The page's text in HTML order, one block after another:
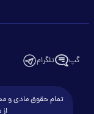
گپ تلگرام
تمام حقوق مادی و